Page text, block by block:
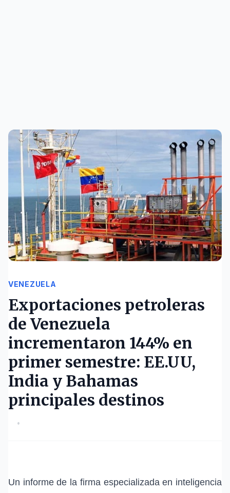
VENEZUELA
Exportaciones petroleras
de Venezuela
incrementaron 144% en
primer semestre: EE.UU,
India y Bahamas
principales destinos
•
Un informe de la firma especializada en inteligencia